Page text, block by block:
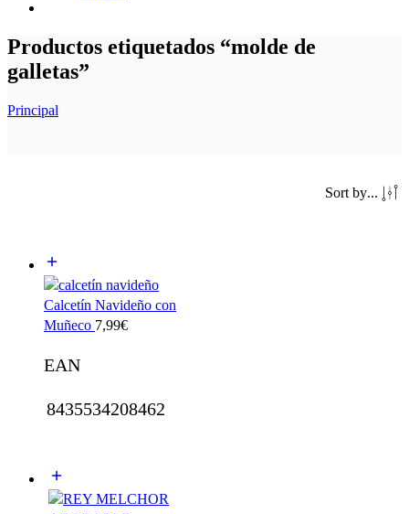
Productos etiquetados “molde de
galletas”
Principal
Sort by...
Calcetín Navideño con
Muñeco 7,99€
EAN
8435534208462